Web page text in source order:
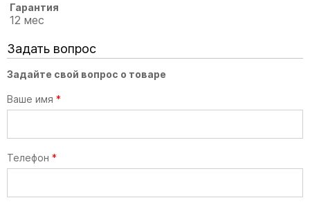
Гарантия
12 мес
Задать вопрос
Задайте свой вопрос о товаре
Ваше имя *
Телефон *